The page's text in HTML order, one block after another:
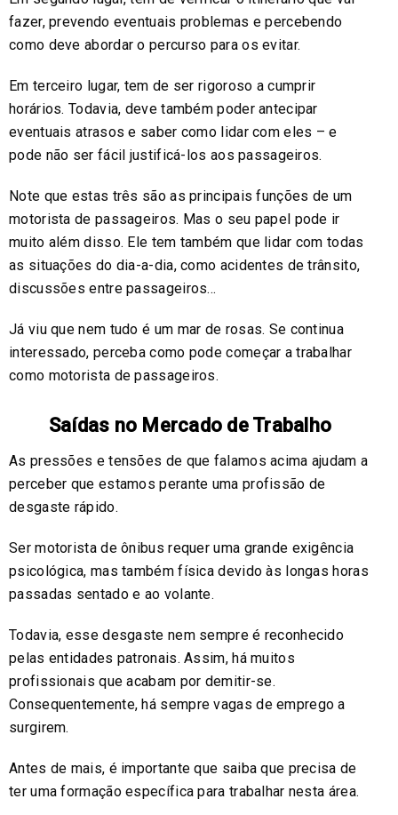
fazer, prevendo eventuais problemas e percebendo
como deve abordar o percurso para os evitar.
Em terceiro lugar, tem de ser rigoroso a cumprir
horários. Todavia, deve também poder antecipar
eventuais atrasos e saber como lidar com eles – e
pode não ser fácil justificá-los aos passageiros.
Note que estas três são as principais funções de um
motorista de passageiros. Mas o seu papel pode ir
muito além disso. Ele tem também que lidar com todas
as situações do dia-a-dia, como acidentes de trânsito,
discussões entre passageiros…
Já viu que nem tudo é um mar de rosas. Se continua
interessado, perceba como pode começar a trabalhar
como motorista de passageiros.
Saídas no Mercado de Trabalho
As pressões e tensões de que falamos acima ajudam a
perceber que estamos perante uma profissão de
desgaste rápido.
Ser motorista de ônibus requer uma grande exigência
psicológica, mas também física devido às longas horas
passadas sentado e ao volante.
Todavia, esse desgaste nem sempre é reconhecido
pelas entidades patronais. Assim, há muitos
profissionais que acabam por demitir-se.
Consequentemente, há sempre vagas de emprego a
surgirem.
Antes de mais, é importante que saiba que precisa de
ter uma formação específica para trabalhar nesta área.